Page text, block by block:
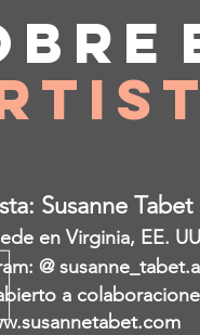
Susanne Tabet
en Virginia, EE.
@
a